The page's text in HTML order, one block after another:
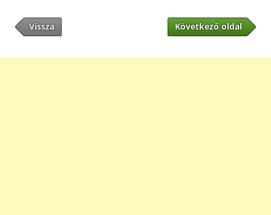
Vissza Következő oldal